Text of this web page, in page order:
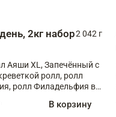
2кг набор2 042 г
Аяши XL, Запечённый с
ролл, ролл
ролл Филадельфия в
Моцарелломания, ролл
В корзину